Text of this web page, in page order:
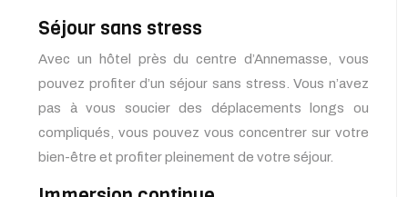
Séjour sans stress
Avec un hôtel près du centre d’Annemasse, vous
pouvez profiter d’un séjour sans stress. Vous n’avez
pas à vous soucier des déplacements longs ou
compliqués, vous pouvez vous concentrer sur votre
bien-être et profiter pleinement de votre séjour.